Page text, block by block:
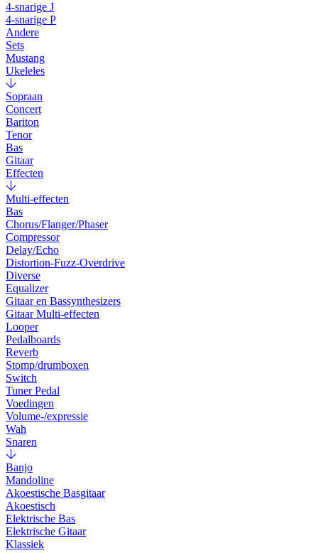
4-snarige J
4-snarige P
Andere
Sets
Mustang
Ukeleles
Sopraan
Concert
Bariton
Tenor
Bas
Gitaar
Effecten
Multi-effecten
Bas
Chorus/Flanger/Phaser
Compressor
Delay/Echo
Distortion-Fuzz-Overdrive
Diverse
Equalizer
Gitaar en Bassynthesizers
Gitaar Multi-effecten
Looper
Pedalboards
Reverb
Stomp/drumboxen
Switch
Tuner Pedal
Voedingen
Volume-/expressie
Wah
Snaren
Banjo
Mandoline
Akoestische Basgitaar
Akoestisch
Elektrische Bas
Elektrische Gitaar
Klassiek